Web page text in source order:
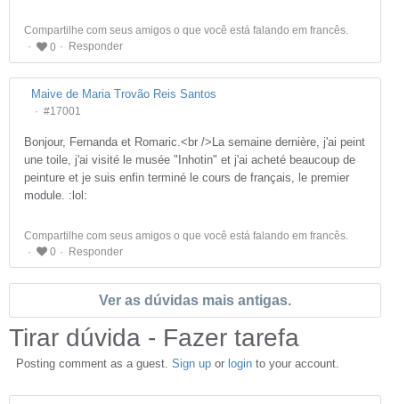
Compartilhe com seus amigos o que você está falando em francês.
0
Responder
Maive de Maria Trovão Reis Santos
#17001
Bonjour, Fernanda et Romaric.<br />La semaine dernière, j'ai peint
une toile, j'ai visité le musée "Inhotin" et j'ai acheté beaucoup de
peinture et je suis enfin terminé le cours de français, le premier
module. :lol:
Compartilhe com seus amigos o que você está falando em francês.
0
Responder
Ver as dúvidas mais antigas.
Tirar dúvida - Fazer tarefa
Posting comment as a guest. Sign up or login to your account.